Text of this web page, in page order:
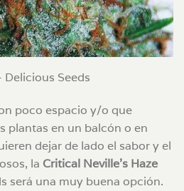
Delicious Seeds
poco espacio y/o que
plantas en un balcón o en
dejar de lado el sabor y el
la Critical Neville’s Haze
será una muy buena opción.